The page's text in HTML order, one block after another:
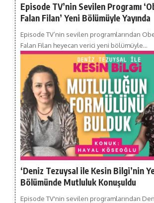
Episode TV’nin Sevilen Programı
Falan Filan’ Yeni Bölümüyle Yayında
Episode TV’nin sevilen programlarından
Falan Filan heyecan verici yeni bölümüyle…
‘Deniz Tezuysal ile Kesin Bilgi’nin
Bölümünde Mutluluk Konuşuldu
Episode TV'nin sevilen programlarından